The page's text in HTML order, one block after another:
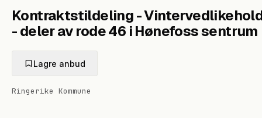
Kontraktstildeling -
- deler av rode 46 i Hønefoss sentrum
Lagre anbud
Ringerike Kommune